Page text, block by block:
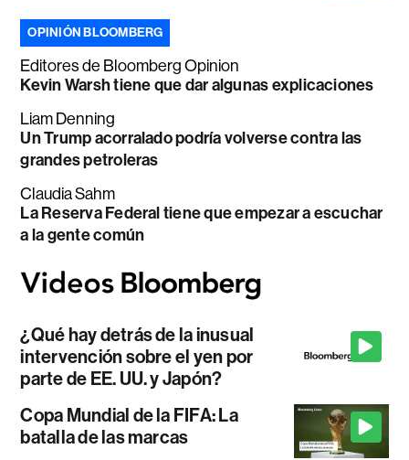
OPINIÓN BLOOMBERG
Editores de Bloomberg Opinion
Kevin Warsh tiene que dar algunas explicaciones
Liam Denning
Un Trump acorralado podría volverse contra las
grandes petroleras
Claudia Sahm
La Reserva Federal tiene que empezar a escuchar
a la gente común
¿Qué hay detrás de la inusual
intervención sobre el yen por
parte de EE. UU. y Japón?
Copa Mundial de la FIFA: La
batalla de las marcas